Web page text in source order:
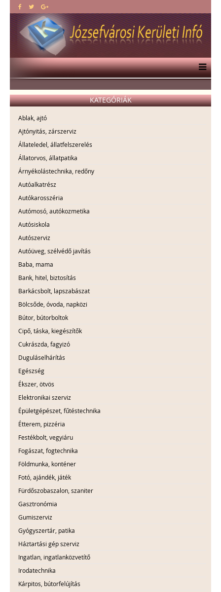
KATEGÓRIÁK
Ablak, ajtó
Ajtónyitás, zárszerviz
Állateledel, állatfelszerelés
Állatorvos, állatpatika
Árnyékolástechnika, redőny
Autóalkatrész
Autókarosszéria
Autómosó, autókozmetika
Autósiskola
Autószerviz
Autóüveg, szélvédő javítás
Baba, mama
Bank, hitel, biztosítás
Barkácsbolt, lapszabászat
Bölcsőde, óvoda, napközi
Bútor, bútorboltok
Cipő, táska, kiegészítők
Cukrászda, fagyizó
Duguláselhárítás
Egészség
Ékszer, ötvös
Elektronikai szerviz
Épületgépészet, fűtéstechnika
Étterem, pizzéria
Festékbolt, vegyiáru
Fogászat, fogtechnika
Földmunka, konténer
Fotó, ajándék, játék
Fürdőszobaszalon, szaniter
Gasztronómia
Gumiszerviz
Gyógyszertár, patika
Háztartási gép szerviz
Ingatlan, ingatlanközvetítő
Irodatechnika
Kárpitos, bútorfelújítás